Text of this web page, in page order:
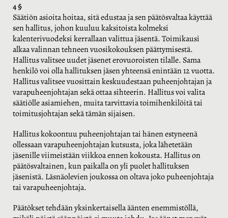
4 §
Säätiön asioita hoitaa, sitä edustaa ja sen päätösvaltaa käyttää
sen hallitus, johon kuuluu kaksitoista kolmeksi
kalenterivuodeksi kerrallaan valittua jäsentä. Toimikausi
alkaa valinnan tehneen vuosikokouksen päättymisestä.
Hallitus valitsee uudet jäsenet erovuoroisten tilalle. Sama
henkilö voi olla hallituksen jäsen yhteensä enintään 12 vuotta.
Hallitus valitsee vuosittain keskuudestaan puheenjohtajan ja
varapuheenjohtajan sekä ottaa sihteerin. Hallitus voi valita
säätiölle asiamiehen, muita tarvittavia toimihenkilöitä tai
toimitusjohtajan sekä tämän sijaisen.
Hallitus kokoontuu puheenjohtajan tai hänen estyneenä
ollessaan varapuheenjohtajan kutsusta, joka lähetetään
jäsenille viimeistään viikkoa ennen kokousta. Hallitus on
päätösvaltainen, kun paikalla on yli puolet hallituksen
jäsenistä. Läsnäolevien joukossa on oltava joko puheenjohtaja
tai varapuheenjohtaja.
Päätökset tehdään yksinkertaisella äänten enemmistöllä,